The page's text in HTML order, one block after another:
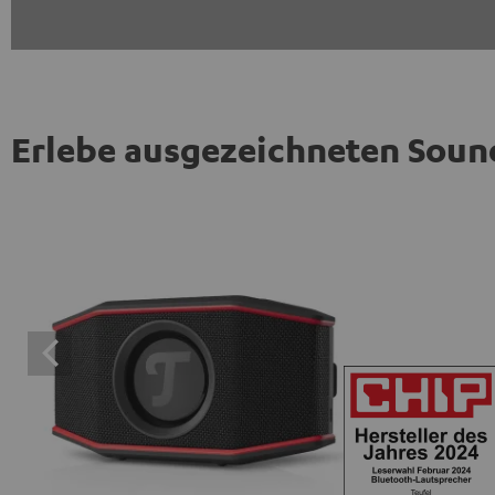
Erlebe ausgezeichneten